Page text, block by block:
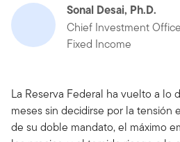
Sonal Desai, Ph.D.
Chief Investment
Fixed Income
La Reserva Federal ha vuelto a lo
meses sin decidirse por la tensión
de su doble mandato, el máximo